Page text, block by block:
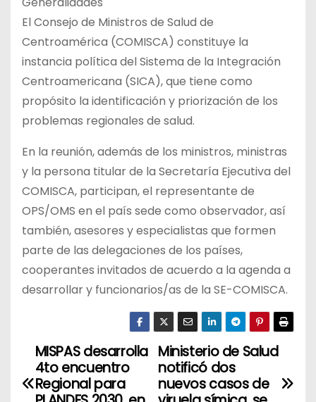
El Consejo de Ministros de Salud de
Centroamérica (COMISCA) constituye la
instancia política del Sistema de la Integración
Centroamericana (SICA), que tiene como
propósito la identificación y priorización de los
problemas regionales de salud.
En la reunión, además de los ministros, ministras
y la persona titular de la Secretaría Ejecutiva del
COMISCA, participan, el representante de
OPS/OMS en el país sede como observador, así
también, asesores y especialistas que formen
parte de las delegaciones de los países,
cooperantes invitados de acuerdo a la agenda a
desarrollar y funcionarios/as de la SE-COMISCA.
N
a
Ministerio de Salud
notificó dos
nuevos casos de
MISPAS desarrolla
4to encuentro
Regional para